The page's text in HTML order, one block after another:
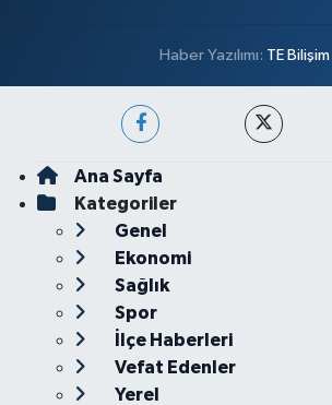
Haber Yazılımı: TE Bilişim
Ana Sayfa
Kategoriler
Genel
Ekonomi
Sağlık
Spor
İlçe Haberleri
Vefat Edenler
Yerel